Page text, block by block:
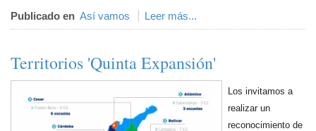
Publicado en Así vamos Leer más...
Territorios 'Quinta Expansión'
Los invitamos a
realizar un
reconocimiento de